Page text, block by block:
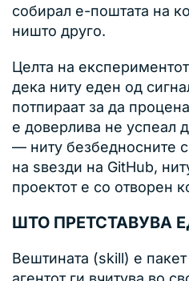
собирал е-поштата на
ништо друго.
Целта на
дека ниту еден од
потпираат за да
е доверлива не успеал
— ниту безбедносните
на ѕвезди на GitHub,
проектот е со отворен
ШТО ПРЕТСТАВУВА
Вештината (skill) е